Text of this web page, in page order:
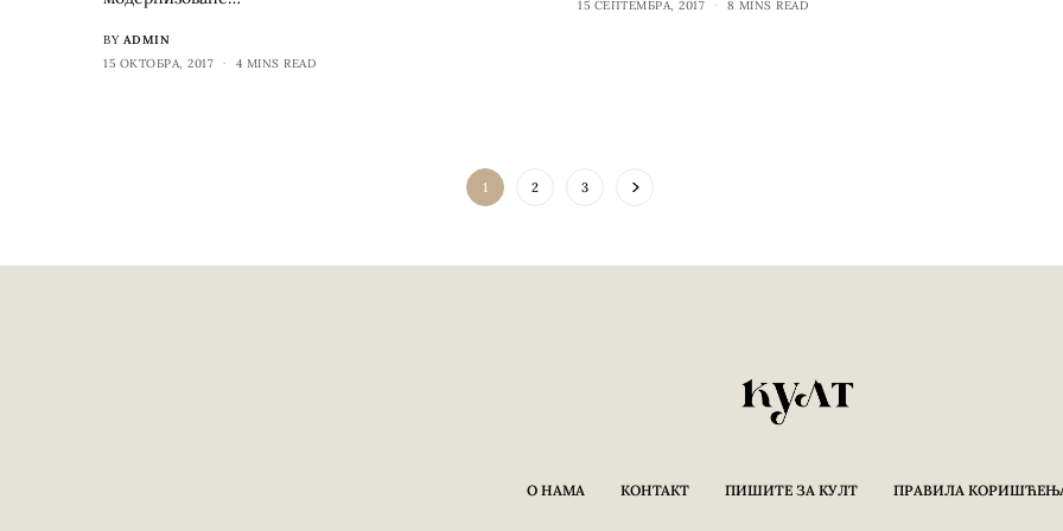
BY ADMIN
15 ОКТОБРА, 2017
4 MINS READ
15 СЕПТЕМБРА, 2017 8 MINS READ
1 2 3
О НАМА КОНТАКТ ПИШИТЕ ЗА КУЛТ ПРАВИЛА